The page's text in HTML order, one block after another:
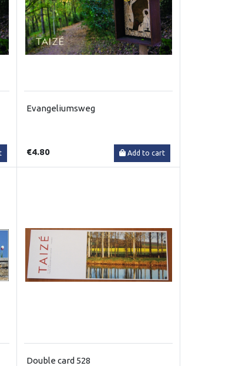
Evangeliumsweg
€4.80 Add to cart
Double card 528